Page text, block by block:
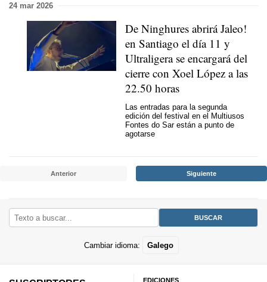
24 mar 2026
De Ninghures abrirá Jaleo!
en Santiago el día 11 y
Ultraligera se encargará del
cierre con Xoel López a las
22.50 horas
Las entradas para la segunda
edición del festival en el Multiusos
Fontes do Sar están a punto de
agotarse
Anterior Siguiente
Cambiar idioma: Galego
EDICIONES